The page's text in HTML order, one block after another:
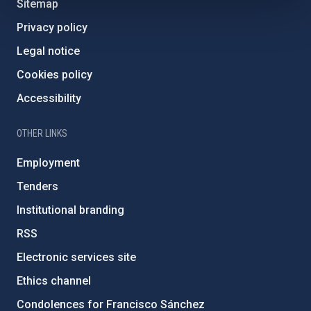
Sitemap
Privacy policy
Legal notice
Cookies policy
Accessibility
OTHER LINKS
Employment
Tenders
Institutional branding
RSS
Electronic services site
Ethics channel
Condolences for Francisco Sánchez